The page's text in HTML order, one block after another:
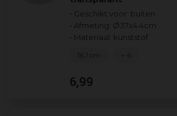
• Geschikt voor: buiten
• Afmeting: Ø37x4.4cm
• Materiaal: kunststof
6,99
16,1 cm + 6